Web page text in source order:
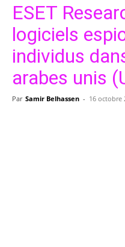
ESET
logiciels
individus
arabes unis
Par Samir Belhassen - 16 octobre